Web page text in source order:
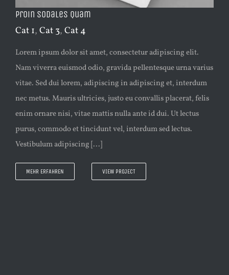
Proin Sodales Quam
Cat 1, Cat 3, Cat 4
Lorem ipsum dolor sit amet, consectetur adipiscing elit.
Nam viverra euismod odio, gravida pellentesque urna varius
vitae. Sed dui lorem, adipiscing in adipiscing et, interdum
nec metus. Mauris ultricies, justo eu convallis placerat, felis
enim ornare nisi, vitae mattis nulla ante id dui. Ut lectus
purus, commodo et tincidunt vel, interdum sed lectus.
Vestibulum adipiscing [...]
MEHR ERFAHREN VIEW PROJECT